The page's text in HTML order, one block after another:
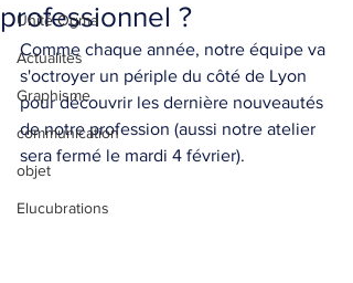
Unité Ogma
Actualités
Graphisme
communication
objet
Elucubrations
professionnel ?
Comme chaque année, notre équipe va
s'octroyer un périple du côté de Lyon
pour découvrir les dernière nouveautés
de notre profession (aussi notre atelier
sera fermé le mardi 4 février).